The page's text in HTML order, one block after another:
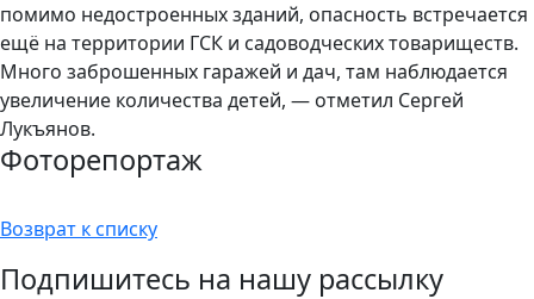
помимо недостроенных зданий, опасность встречается
ещё на территории ГСК и садоводческих товариществ.
Много заброшенных гаражей и дач, там наблюдается
увеличение количества детей, — отметил Сергей
Лукъянов.
Фоторепортаж
Возврат к списку
Подпишитесь на нашу рассылку